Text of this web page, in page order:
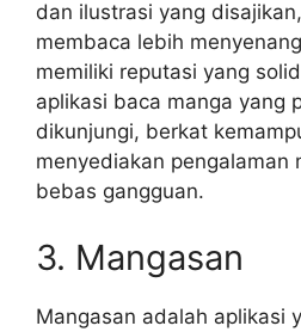
dan ilustrasi yang
membaca lebih
memiliki reputasi yang
aplikasi baca manga yang
dikunjungi, berkat
menyediakan pengalaman
bebas gangguan.
3. Mangasan
Mangasan adalah aplikasi